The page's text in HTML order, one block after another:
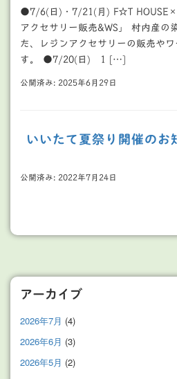
●7/6(日)・7/21(月) F☆T HOUSE×
アクセサリー販売&WS」 村内産の
た、レジンアクセサリーの販売や
す。 ●7/20(日) 1 […]
公開済み: 2025年6月29日
いいたて夏祭り開催のお
公開済み: 2022年7月24日
アーカイブ
2026年7月 (4)
2026年6月 (3)
2026年5月 (2)